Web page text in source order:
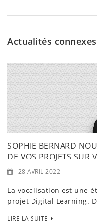
Actualités connexes
SOPHIE BERNARD
DE VOS PROJETS SUR
28 AVRIL 2022
La vocalisation est une
projet Digital Learning.
LIRE LA SUITE